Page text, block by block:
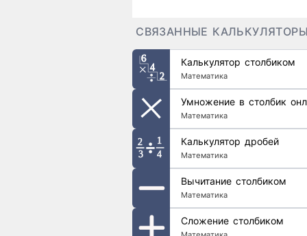
СВЯЗАННЫЕ
Калькулятор столбиком
Математика
Умножение в столбик
Математика
Калькулятор дробей
Математика
Вычитание столбиком
Математика
Сложение столбиком